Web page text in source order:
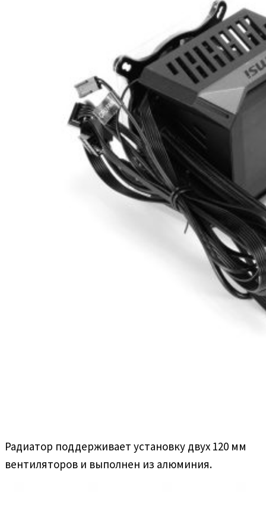
Радиатор поддерживает установку двух 120 мм
вентиляторов и выполнен из алюминия.